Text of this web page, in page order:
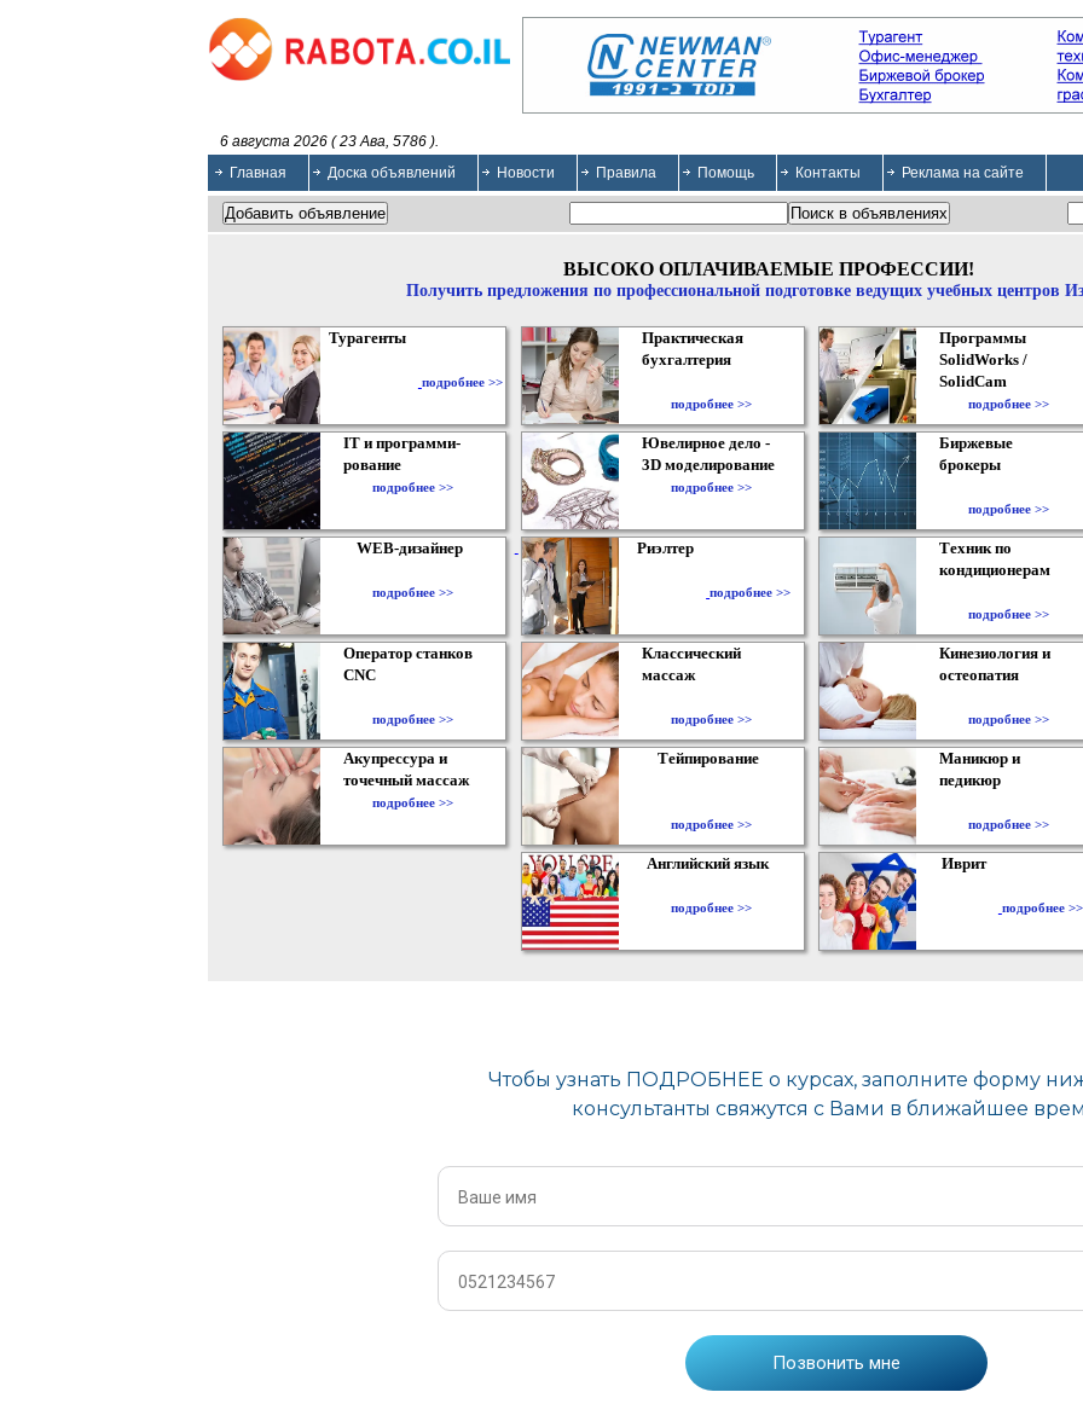
6 августа 2026 ( 23 Ава, 5786 ).
Главная
Доска объявлений Новости Правила Помощь Контакты Реклама на сайте
ВЫСОКО ОПЛАЧИВАЕМЫЕ ПРОФЕССИИ!
Получить предложения по профессиональной подготовке ведущих учебных центров
Турагенты
подробнее >>
Практическая
бухгалтерия
подробнее >>
Программы
SolidWorks /
SolidCam
подробнее >>
IT и программи-
рование
подробнее >>
Ювелирное дело -
3D моделирование
подробнее >>
Биржевые
брокеры
подробнее >>
WEB-дизайнер
подробнее >>
Риэлтер
подробнее >>
Техник по
кондиционерам
подробнее >>
Оператор станков
CNC
подробнее >>
Классический
массаж
подробнее >>
Кинезиология и
остеопатия
подробнее >>
Акупрессура и
точечный массаж
подробнее >>
Тейпирование
подробнее >>
Маникюр и
педикюр
подробнее >>
Английский язык
подробнее >>
Иврит
подробнее >>